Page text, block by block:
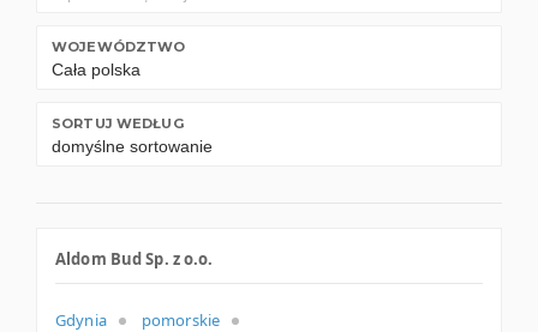
WOJEWÓDZTWO
SORTUJ WEDŁUG
Aldom Bud Sp. z o.o.
Gdynia
pomorskie